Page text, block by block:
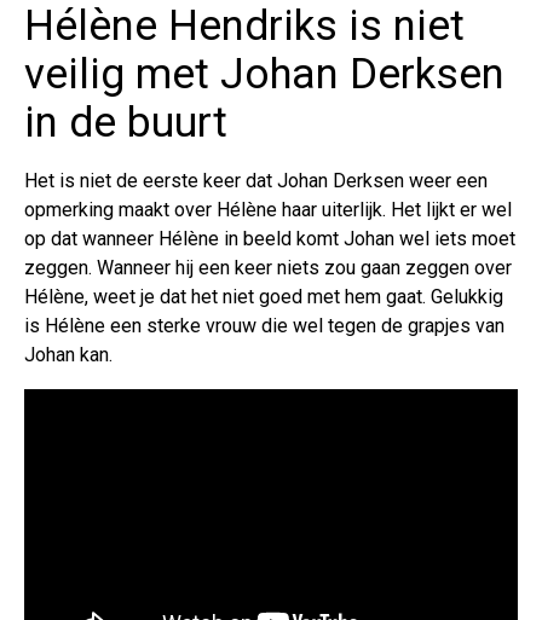
Hélène Hendriks is niet
veilig met Johan Derksen
in de buurt
Het is niet de eerste keer dat Johan Derksen weer een
opmerking maakt over Hélène haar uiterlijk. Het lijkt er wel
op dat wanneer Hélène in beeld komt Johan wel iets moet
zeggen. Wanneer hij een keer niets zou gaan zeggen over
Hélène, weet je dat het niet goed met hem gaat. Gelukkig
is Hélène een sterke vrouw die wel tegen de grapjes van
Johan kan.